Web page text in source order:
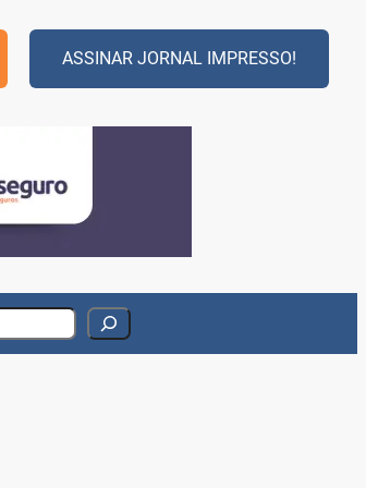
ASSINAR JORNAL IMPRESSO!